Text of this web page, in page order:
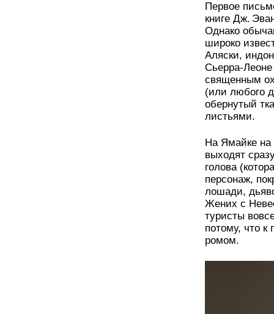
Первое
книге Дж.
Однако
широко
Аляски,
Сьерра-
священным
(или любого
обернутый
листьями.
На Ямайке на
выходят
голова
персонаж,
лошади,
Жених с
туристы
потому, что
ромом.